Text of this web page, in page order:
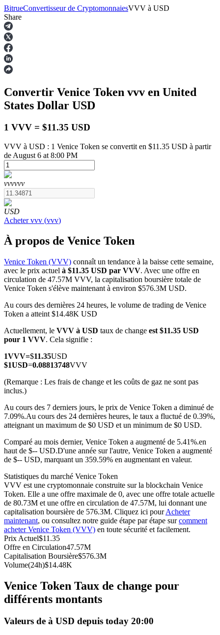
Contrats à terme
Futures USDT
Futures COIN-M
Contrats à terme sur crypto-monnaie
TradFi
Produits dérivés sur actions, forex, métaux précieux et matières
premières
Futures USDC
Copie de Trading
Rejoignez les meilleurs traders
BitrueConvertisseur de CryptomonnaiesVVV à USD
Share
Convertir Venice Token vvv en United
States Dollar USD
1 VVV = $11.35 USD
VVV à USD : 1 Venice Token se convertit en $11.35 USD à partir
de August 6 at 8:00 PM
vvvvvv
USD
Acheter vvv (vvv)
À propos de Venice Token
Venice Token (VVV) connaît un tendance à la baisse cette semaine,
avec le prix actuel à $11.35 USD par VVV. Avec une offre en
circulation de 47.57M VVV, la capitalisation boursière totale de
Venice Token s'élève maintenant à environ $576.3M USD.
Au cours des dernières 24 heures, le volume de trading de Venice
Token a atteint $14.48K USD
Actuellement, le VVV à USD taux de change est $11.35 USD
pour 1 VVV. Cela signifie :
1VVV=$11.35USD
$1USD=0.08813748VVV
(Remarque : Les frais de change et les coûts de gaz ne sont pas
inclus.)
Au cours des 7 derniers jours, le prix de Venice Token a diminué de
7.09%.Au cours des 24 dernières heures, le taux a fluctué de 0.39%,
atteignant un maximum de $0 USD et un minimum de $0 USD.
Comparé au mois dernier, Venice Token a augmenté de 5.41%.en
haut de $-- USD.D'une année sur l'autre, Venice Token a augmenté
de $-- USD, marquant un 359.59% en augmentant en valeur.
Statistiques du marché Venice Token
VVV est une cryptomonnaie construite sur la blockchain Venice
Token. Elle a une offre maximale de 0, avec une offre totale actuelle
de 80.73M et une offre en circulation de 47.57M, lui donnant une
capitalisation boursière de 576.3M. Cliquez ici pourAcheter
maintenant, ou consultez notre guide étape par étape surcomment
acheter Venice Token (VVV) en toute sécurité et facilement.
Prix Actuel$11.35
Offre en Circulation47.57M
Capitalisation Boursière$576.3M
Volume(24h)$14.48K
Venice Token Taux de change pour
différents montants
Valeurs de à USD depuis today 20:00